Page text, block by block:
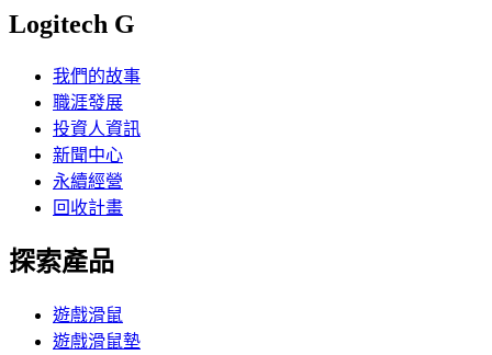
Logitech G
我們的故事
職涯發展
投資人資訊
新聞中心
永續經營
回收計畫
探索產品
遊戲滑鼠
遊戲滑鼠墊